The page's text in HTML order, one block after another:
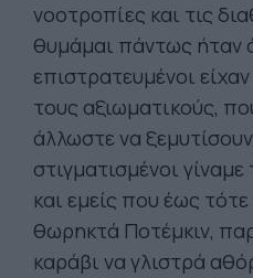
νοοτροπίες και τις
θυμάμαι πάντως ήταν
επιστρατευμένοι
τους αξιωματικούς,
άλλωστε να
στιγματισμένοι
και εμείς που έως
θωρηκτά Ποτέμκιν,
καράβι να γλιστρά